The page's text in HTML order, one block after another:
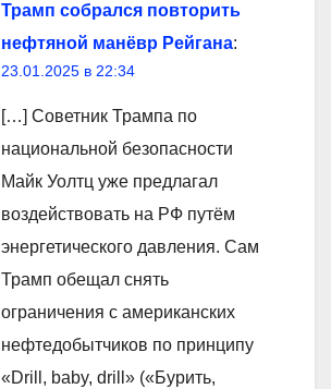
Трамп собрался повторить
нефтяной манёвр Рейгана:
23.01.2025 в 22:34
[…] Советник Трампа по
национальной безопасности
Майк Уолтц уже предлагал
воздействовать на РФ путём
энергетического давления. Сам
Трамп обещал снять
ограничения с американских
нефтедобытчиков по принципу
«Drill, baby, drill» («Бурить,